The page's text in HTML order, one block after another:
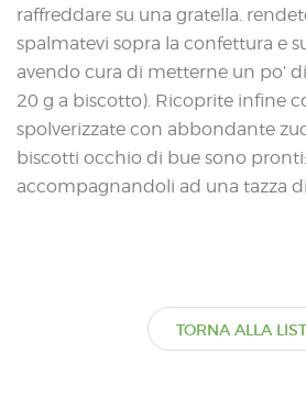
raffreddare su una gratella.
spalmatevi sopra la confettura e
avendo cura di metterne un po’
20 g a biscotto). Ricoprite infine
spolverizzate con abbondante
biscotti occhio di bue sono
accompagnandoli ad una tazza
TORNA ALLA